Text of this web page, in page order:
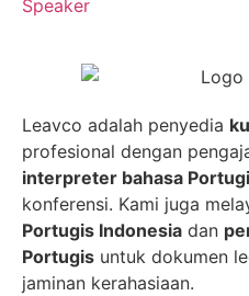
Leavco adalah penyedia
profesional dengan
interpreter bahasa
konferensi. Kami juga
Portugis Indonesia dan
Portugis untuk dokumen
jaminan kerahasiaan.